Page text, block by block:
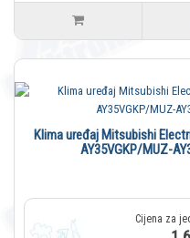
Klima uređaj Mitsubishi
AY35VGKP/MUZ-